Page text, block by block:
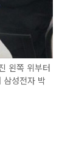
왼쪽 위부터
성전자 박